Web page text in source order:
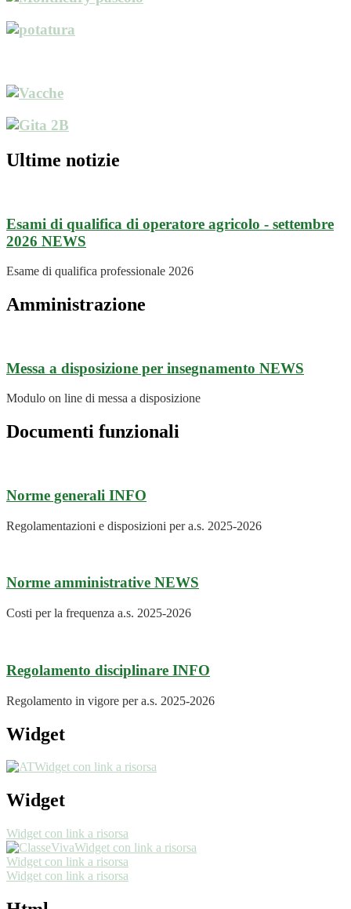
Ultime notizie
Esami di qualifica di operatore agricolo - settembre
2026 NEWS
Esame di qualifica professionale 2026
Amministrazione
Messa a disposizione per insegnamento NEWS
Modulo on line di messa a disposizione
Documenti funzionali
Norme generali INFO
Regolamentazioni e disposizioni per a.s. 2025-2026
Norme amministrative NEWS
Costi per la frequenza a.s. 2025-2026
Regolamento disciplinare INFO
Regolamento in vigore per a.s. 2025-2026
Widget
Widget con link a risorsa
Widget
Widget con link a risorsa
Widget con link a risorsa
Widget con link a risorsa
Widget con link a risorsa